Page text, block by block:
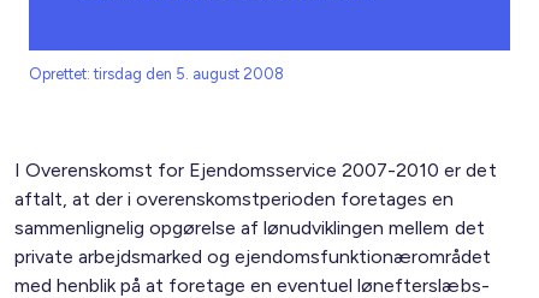
Oprettet: tirsdag den 5. august 2008
I Overenskomst for Ejendomsservice 2007-2010 er det
aftalt, at der i overenskomstperioden foretages en
sammenlignelig opgørelse af lønudviklingen mellem det
private arbejdsmarked og ejendomsfunktionærområdet
med henblik på at foretage en eventuel lønefterslæbs-